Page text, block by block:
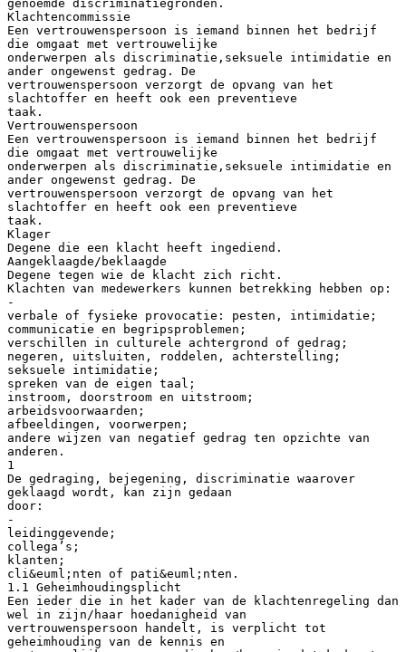
genoemde discriminatiegronden.
Klachtencommissie
Een vertrouwenspersoon is iemand binnen het bedrijf
die omgaat met vertrouwelijke
onderwerpen als discriminatie,seksuele intimidatie en
ander ongewenst gedrag. De
vertrouwenspersoon verzorgt de opvang van het
slachtoffer en heeft ook een preventieve
taak.
Vertrouwenspersoon
Een vertrouwenspersoon is iemand binnen het bedrijf
die omgaat met vertrouwelijke
onderwerpen als discriminatie,seksuele intimidatie en
ander ongewenst gedrag. De
vertrouwenspersoon verzorgt de opvang van het
slachtoffer en heeft ook een preventieve
taak.
Klager
Degene die een klacht heeft ingediend.
Aangeklaagde/beklaagde
Degene tegen wie de klacht zich richt.
Klachten van medewerkers kunnen betrekking hebben op:
-
verbale of fysieke provocatie: pesten, intimidatie;
communicatie en begripsproblemen;
verschillen in culturele achtergrond of gedrag;
negeren, uitsluiten, roddelen, achterstelling;
seksuele intimidatie;
spreken van de eigen taal;
instroom, doorstroom en uitstroom;
arbeidsvoorwaarden;
afbeeldingen, voorwerpen;
andere wijzen van negatief gedrag ten opzichte van
anderen.
1
De gedraging, bejegening, discriminatie waarover
geklaagd wordt, kan zijn gedaan
door:
-
leidinggevende;
collega’s;
klanten;
cli&euml;nten of pati&euml;nten.
1.1 Geheimhoudingsplicht
Een ieder die in het kader van de klachtenregeling dan
wel in zijn/haar hoedanigheid van
vertrouwenspersoon handelt, is verplicht tot
geheimhouding van de kennis en